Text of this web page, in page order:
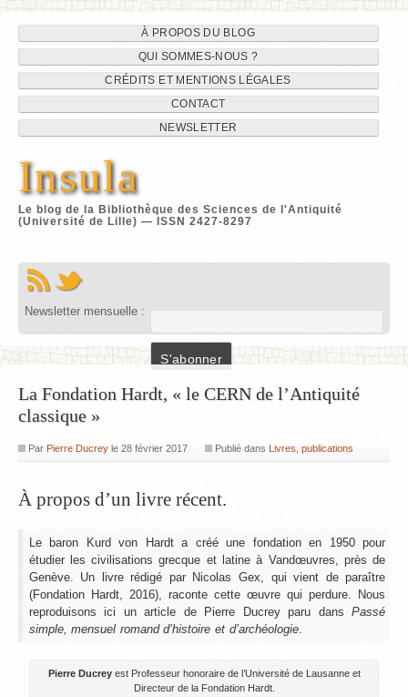
Navigation
du
site
au
contenu
À PROPOS DU BLOG
QUI SOMMES-NOUS ?
CRÉDITS ET MENTIONS LÉGALES
CONTACT
NEWSLETTER
Insula
Le blog de la Bibliothèque des Sciences de l'Antiquité
(Université de Lille) — ISSN 2427-8297
Newsletter mensuelle :
La Fondation Hardt, « le CERN de l’Antiquité
classique »
Par Pierre Ducreyle 28 février 2017 Publié dans Livres, publications
À propos d’un livre récent.
Le baron Kurd von Hardt a créé une fondation en 1950 pour
étudier les civilisations grecque et latine à Vandœuvres, près de
Genève. Un livre rédigé par Nicolas Gex, qui vient de paraître
(Fondation Hardt, 2016), raconte cette œuvre qui perdure. Nous
reproduisons ici un article de Pierre Ducrey paru dansPassé
simple, mensuel romand d’histoire et d’archéologie.
Pierre Ducreyest Professeur honoraire de l’Université de Lausanne et
Directeur de la Fondation Hardt.